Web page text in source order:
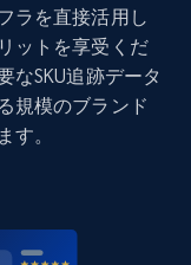
by
number,
ラを直接活用し
ットを享受くだ
なSKU追跡データ
規模のブランド
す。